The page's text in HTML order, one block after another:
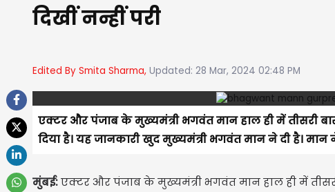
दिखीं नन्हीं परी
Edited By Smita Sharma, Updated: 28 Mar, 2024 02:48 PM
एक्टर और पंजाब के मुख्यमंत्री भगवंत मान हाल ही में तीसरी
दिया है। यह जानकारी खुद मुख्यमंत्री भगवंत मान ने दी है। मान
मुंबई:एक्टर और पंजाब के मुख्यमंत्री भगवंत मान हाल ही में